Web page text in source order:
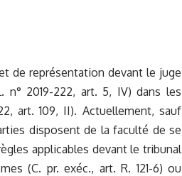
de représentation devant le juge
n° 2019-222, art. 5, IV) dans les
art. 109, II). Actuellement, sauf
disposent de la faculté de se
applicables devant le tribunal
(C. pr. exéc., art. R. 121-6) ou